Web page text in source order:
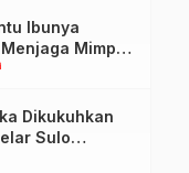
Ibunya
Mimpi
Cita-Cita
Dikukuhkan
Sulo